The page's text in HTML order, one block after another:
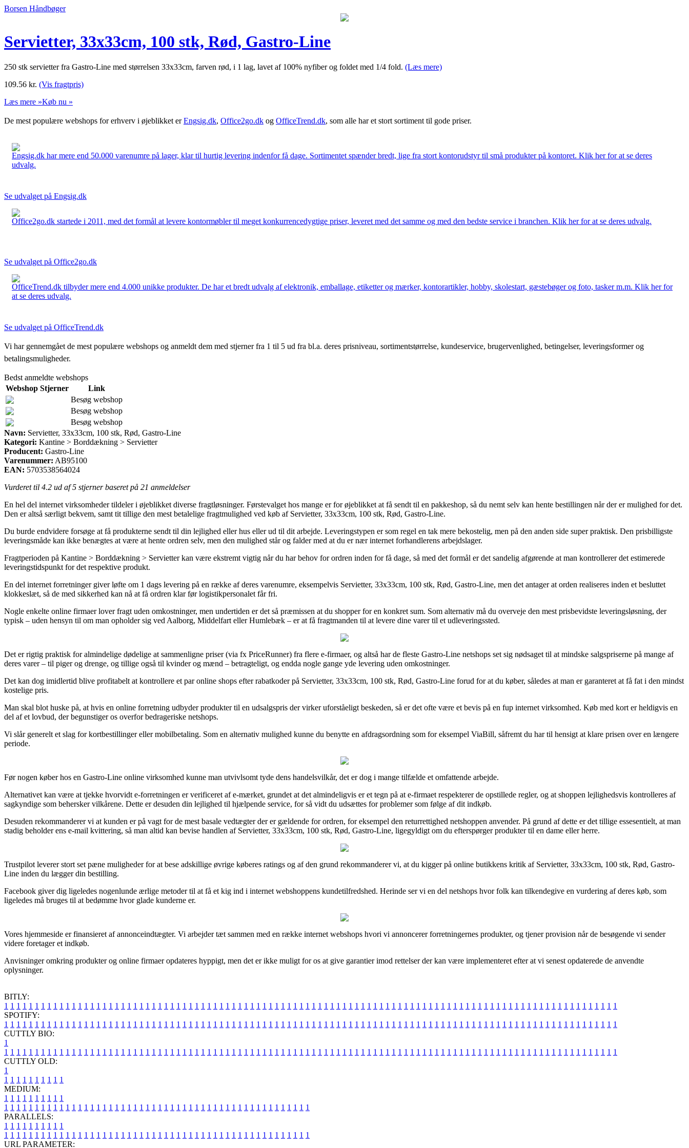
Borsen Håndbøger
Servietter, 33x33cm, 100 stk, Rød, Gastro-Line
250 stk servietter fra Gastro-Line med størrelsen 33x33cm, farven rød, i 1 lag, lavet af 100% nyfiber og foldet med 1/4 fold. (Læs mere)
109.56 kr. (Vis fragtpris)
Læs mere »Køb nu »
De mest populære webshops for erhverv i øjeblikket erEngsig.dk, Office2go.dk og OfficeTrend.dk, som alle har et stort sortiment til gode priser.
Engsig.dk har mere end 50.000 varenumre på lager, klar til hurtig levering indenfor få dage. Sortimentet spænder bredt, lige fra stort kontorudstyr til små produkter på kontoret. Klik her for at se deres
udvalg.
Se udvalget på Engsig.dk
Office2go.dk startede i 2011, med det formål at levere kontormøbler til meget konkurrencedygtige priser, leveret med det samme og med den bedste service i branchen. Klik her for at se deres udvalg.
Se udvalget på Office2go.dk
OfficeTrend.dk tilbyder mere end 4.000 unikke produkter. De har et bredt udvalg af elektronik, emballage, etiketter og mærker, kontorartikler, hobby, skolestart, gæstebøger og foto, tasker m.m. Klik her for
at se deres udvalg.
Se udvalget på OfficeTrend.dk
Vi har gennemgået de mest populære webshops og anmeldt dem med stjerner fra 1 til 5 ud fra bl.a. deres prisniveau, sortimentstørrelse, kundeservice, brugervenlighed, betingelser, leveringsformer og
betalingsmuligheder.
Bedst anmeldte webshops
Webshop Stjerner
Link
Besøg webshop
Besøg webshop
Besøg webshop
Navn: Servietter, 33x33cm, 100 stk, Rød, Gastro-Line
Kategori: Kantine > Borddækning > Servietter
Producent: Gastro-Line
Varenummer: AB95100
EAN: 5703538564024
Vurderet til 4.2 ud af 5 stjerner baseret på 21 anmeldelser
En hel del internet virksomheder tildeler i øjeblikket diverse fragtløsninger. Førstevalget hos mange er for øjeblikket at få sendt til en pakkeshop, så du nemt selv kan hente bestillingen når der er mulighed for det.
Den er altså særligt bekvem, samt tit tillige den mest betalelige fragtmulighed ved køb af Servietter, 33x33cm, 100 stk, Rød, Gastro-Line.
Du burde endvidere forsøge at få produkterne sendt til din lejlighed eller hus eller ud til dit arbejde. Leveringstypen er som regel en tak mere bekostelig, men på den anden side super praktisk. Den prisbilligste
leveringsmåde kan ikke benægtes at være at hente ordren selv, men den mulighed står og falder med at du er nær internet forhandlerens arbejdslager.
Fragtperioden på Kantine > Borddækning > Servietter kan være ekstremt vigtig når du har behov for ordren inden for få dage, så med det formål er det sandelig afgørende at man kontrollerer det estimerede
leveringstidspunkt for det respektive produkt.
En del internet forretninger giver løfte om 1 dags levering på en række af deres varenumre, eksempelvis Servietter, 33x33cm, 100 stk, Rød, Gastro-Line, men det antager at orden realiseres inden et besluttet
klokkeslæt, så de med sikkerhed kan nå at få ordren klar før logistikpersonalet får fri.
Nogle enkelte online firmaer lover fragt uden omkostninger, men undertiden er det så præmissen at du shopper for en konkret sum. Som alternativ må du overveje den mest prisbevidste leveringsløsning, der
typisk – uden hensyn til om man opholder sig ved Aalborg, Middelfart eller Humlebæk – er at få fragtmanden til at levere dine varer til et udleveringssted.
Det er rigtig praktisk for almindelige dødelige at sammenligne priser (via fx PriceRunner) fra flere e-firmaer, og altså har de fleste Gastro-Line netshops set sig nødsaget til at mindske salgspriserne på mange af
deres varer – til piger og drenge, og tillige også til kvinder og mænd – betragteligt, og endda nogle gange yde levering uden omkostninger.
Det kan dog imidlertid blive profitabelt at kontrollere et par online shops efter rabatkoder på Servietter, 33x33cm, 100 stk, Rød, Gastro-Line forud for at du køber, således at man er garanteret at få fat i den mindst
kostelige pris.
Man skal blot huske på, at hvis en online forretning udbyder produkter til en udsalgspris der virker uforståeligt beskeden, så er det ofte være et bevis på en fup internet virksomhed. Køb med kort er heldigvis en
del af et lovbud, der begunstiger os overfor bedrageriske netshops.
Vi slår generelt et slag for kortbestillinger eller mobilbetaling. Som en alternativ mulighed kunne du benytte en afdragsordning som for eksempel ViaBill, såfremt du har til hensigt at klare prisen over en længere
periode.
Før nogen køber hos en Gastro-Line online virksomhed kunne man utvivlsomt tyde dens handelsvilkår, det er dog i mange tilfælde et omfattende arbejde.
Alternativet kan være at tjekke hvorvidt e-forretningen er verificeret af e-mærket, grundet at det almindeligvis er et tegn på at e-firmaet respekterer de opstillede regler, og at shoppen lejlighedsvis kontrolleres af
sagkyndige som behersker vilkårene. Dette er desuden din lejlighed til hjælpende service, for så vidt du udsættes for problemer som følge af dit indkøb.
Desuden rekommanderer vi at kunden er på vagt for de mest basale vedtægter der er gældende for ordren, for eksempel den returrettighed netshoppen anvender. På grund af dette er det tillige essesentielt, at man
stadig beholder ens e-mail kvittering, så man altid kan bevise handlen af Servietter, 33x33cm, 100 stk, Rød, Gastro-Line, ligegyldigt om du efterspørger produkter til en dame eller herre.
Trustpilot leverer stort set pæne muligheder for at bese adskillige øvrige køberes ratings og af den grund rekommanderer vi, at du kigger på online butikkens kritik af Servietter, 33x33cm, 100 stk, Rød, Gastro-
Line inden du lægger din bestilling.
Facebook giver dig ligeledes nogenlunde ærlige metoder til at få et kig ind i internet webshoppens kundetilfredshed. Herinde ser vi en del netshops hvor folk kan tilkendegive en vurdering af deres køb, som
ligeledes må bruges til at bedømme hvor glade kunderne er.
Vores hjemmeside er finansieret af annonceindtægter. Vi arbejder tæt sammen med en række internet webshops hvori vi annoncerer forretningernes produkter, og tjener provision når de besøgende vi sender
videre foretager et indkøb.
Anvisninger omkring produkter og online firmaer opdateres hyppigt, men det er ikke muligt for os at give garantier imod rettelser der kan være implementeret efter at vi senest opdaterede de anvendte
oplysninger.
BITLY:
1 1 1 1 1 1 1 1 1 1 1 1 1 1 1 1 1 1 1 1 1 1 1 1 1 1 1 1 1 1 1 1 1 1 1 1 1 1 1 1 1 1 1 1 1 1 1 1 1 1 1 1 1 1 1 1 1 1 1 1 1 1 1 1 1 1 1 1 1 1 1 1 1 1 1 1 1 1 1 1 1 1 1 1 1 1 1 1 1 1 1 1 1 1 1 1 1 1 1 1
SPOTIFY:
1 1 1 1 1 1 1 1 1 1 1 1 1 1 1 1 1 1 1 1 1 1 1 1 1 1 1 1 1 1 1 1 1 1 1 1 1 1 1 1 1 1 1 1 1 1 1 1 1 1 1 1 1 1 1 1 1 1 1 1 1 1 1 1 1 1 1 1 1 1 1 1 1 1 1 1 1 1 1 1 1 1 1 1 1 1 1 1 1 1 1 1 1 1 1 1 1 1 1 1
CUTTLY BIO:
1
1 1 1 1 1 1 1 1 1 1 1 1 1 1 1 1 1 1 1 1 1 1 1 1 1 1 1 1 1 1 1 1 1 1 1 1 1 1 1 1 1 1 1 1 1 1 1 1 1 1 1 1 1 1 1 1 1 1 1 1 1 1 1 1 1 1 1 1 1 1 1 1 1 1 1 1 1 1 1 1 1 1 1 1 1 1 1 1 1 1 1 1 1 1 1 1 1 1 1 1
CUTTLY OLD:
1
1 1 1 1 1 1 1 1 1 1
MEDIUM:
1 1 1 1 1 1 1 1 1 1
1 1 1 1 1 1 1 1 1 1 1 1 1 1 1 1 1 1 1 1 1 1 1 1 1 1 1 1 1 1 1 1 1 1 1 1 1 1 1 1 1 1 1 1 1 1 1 1 1 1
PARALLELS:
1 1 1 1 1 1 1 1 1 1
1 1 1 1 1 1 1 1 1 1 1 1 1 1 1 1 1 1 1 1 1 1 1 1 1 1 1 1 1 1 1 1 1 1 1 1 1 1 1 1 1 1 1 1 1 1 1 1 1 1
URL PARAMETER: